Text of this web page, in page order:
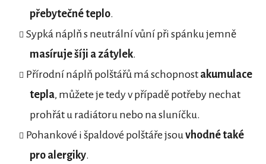
přebytečné teplo.
Sypká náplň s neutrální vůní při spánku jemně
masíruje šíji a zátylek.
Přírodní náplň polštářů má schopnost akumulace
tepla, můžete je tedy v případě potřeby nechat
prohřát u radiátoru nebo na sluníčku.
Pohankové i špaldové polštáře jsou vhodné také
pro alergiky.